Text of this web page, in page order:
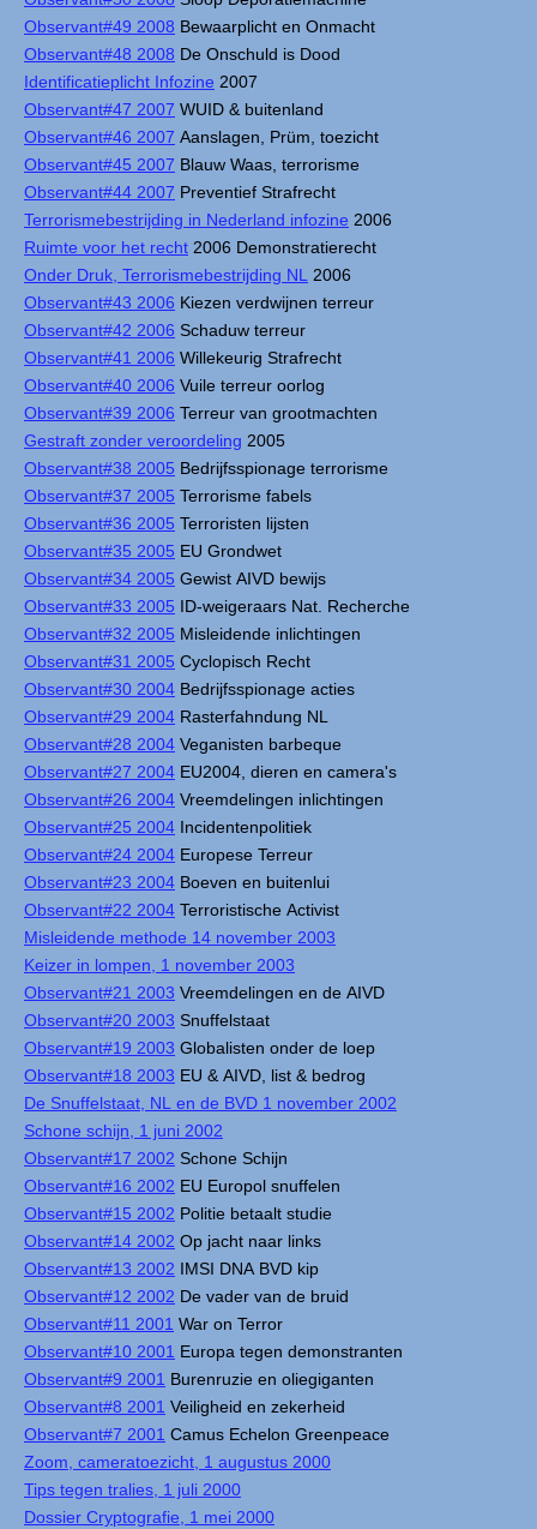
Observant#49 2008 Bewaarplicht en Onmacht
Observant#48 2008 De Onschuld is Dood
Identificatieplicht Infozine 2007
Observant#47 2007 WUID & buitenland
Observant#46 2007 Aanslagen, Prüm, toezicht
Observant#45 2007 Blauw Waas, terrorisme
Observant#44 2007 Preventief Strafrecht
Terrorismebestrijding in Nederland infozine 2006
Ruimte voor het recht 2006 Demonstratierecht
Onder Druk, Terrorismebestrijding NL
2006
Observant#43 2006 Kiezen verdwijnen terreur
Observant#42 2006 Schaduw terreur
Observant#41 2006 Willekeurig Strafrecht
Observant#40 2006 Vuile terreur oorlog
Observant#39 2006 Terreur van grootmachten
Gestraft zonder veroordeling 2005
Observant#38 2005 Bedrijfsspionage terrorisme
Observant#37 2005 Terrorisme fabels
Observant#36 2005 Terroristen lijsten
Observant#35 2005 EU Grondwet
Observant#34 2005 Gewist AIVD bewijs
Observant#33 2005 ID-weigeraars Nat. Recherche
Observant#32 2005 Misleidende inlichtingen
Observant#31 2005 Cyclopisch Recht
Observant#30 2004 Bedrijfsspionage acties
Observant#29 2004 Rasterfahndung NL
Observant#28 2004 Veganisten barbeque
Observant#27 2004 EU2004, dieren en camera's
Observant#26 2004 Vreemdelingen inlichtingen
Observant#25 2004 Incidentenpolitiek
Observant#24 2004 Europese Terreur
Observant#23 2004 Boeven en buitenlui
Observant#22 2004 Terroristische Activist
Misleidende methode 14 november 2003
Keizer in lompen, 1 november 2003
Observant#21 2003 Vreemdelingen en de AIVD
Observant#20 2003 Snuffelstaat
Observant#19 2003 Globalisten onder de loep
Observant#18 2003 EU & AIVD, list & bedrog
De Snuffelstaat, NL en de BVD 1 november 2002
Schone schijn, 1 juni 2002
Observant#17 2002 Schone Schijn
Observant#16 2002 EU Europol snuffelen
Observant#15 2002 Politie betaalt studie
Observant#14 2002 Op jacht naar links
Observant#13 2002 IMSI DNA BVD kip
Observant#12 2002 De vader van de bruid
Observant#11 2001 War on Terror
Observant#10 2001 Europa tegen demonstranten
Observant#9 2001 Burenruzie en oliegiganten
Observant#8 2001 Veiligheid en zekerheid
Observant#7 2001 Camus Echelon Greenpeace
Zoom, cameratoezicht, 1 augustus 2000
Tips tegen tralies, 1 juli 2000
Dossier Cryptografie, 1 mei 2000